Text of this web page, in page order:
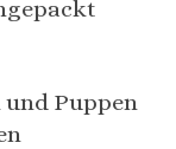
und Puppen